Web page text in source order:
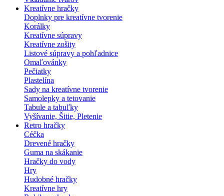
Kreatívne hračky
Doplnky pre kreatívne tvorenie
Korálky
Kreatívne súpravy
Kreatívne zošity
Listové súpravy a pohľadnice
Omaľovánky
Pečiatky
Plastelína
Sady na kreatívne tvorenie
Samolepky a tetovanie
Tabule a tabuľky
Vyšívanie, Šitie, Pletenie
Retro hračky
Céčka
Drevené hračky
Guma na skákanie
Hračky do vody
Hry
Hudobné hračky
Kreatívne hry